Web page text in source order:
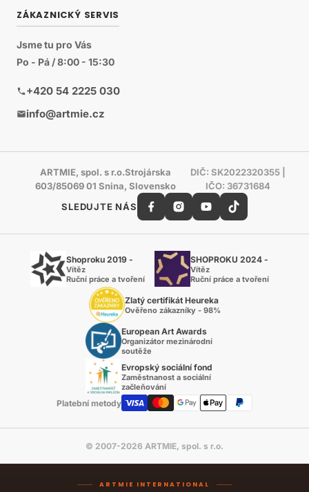
ZÁKAZNICKÝ SERVIS
Jsme tu pro Vás
Po - Pá / 8:00 - 15:30
+420 54 2225 030
info@artmie.cz
ARTMIE, spol. s r.o.Strojárska
603/85069 01 Snina, Slovensko
DIČ: SK2022320355 |
IČO: 36731684
SLEDUJTE NÁS
Shoproku 2019 -
Vítěz
Ruční práce a tvoření
SHOPROKU 2024 -
Vítěz
Ruční práce a tvoření
Zlatý certifikát Heureka
Ověřeno zákazníky - 98%
European Art Awards
Organizátor mezinárodní
soutěže
Evropský sociální fond
Zaměstnanost a sociální
začleňování
Platební metody
© 2007-2026 ARTMIE, spol. s r.o.
ARTMIE INTERNATIONAL